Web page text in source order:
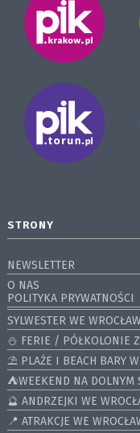
STRONY
NEWSLETTER
O NAS
POLITYKA PRYWATNOŚCI
SYLWESTER WE
⛄️ FERIE / PÓŁKOLONIE
⛱️ PLAŻE I BEACH BARY
⛺️WEEKEND NA DOLNYM
🔮 ANDRZEJKI WE
📍 ATRAKCJE WE